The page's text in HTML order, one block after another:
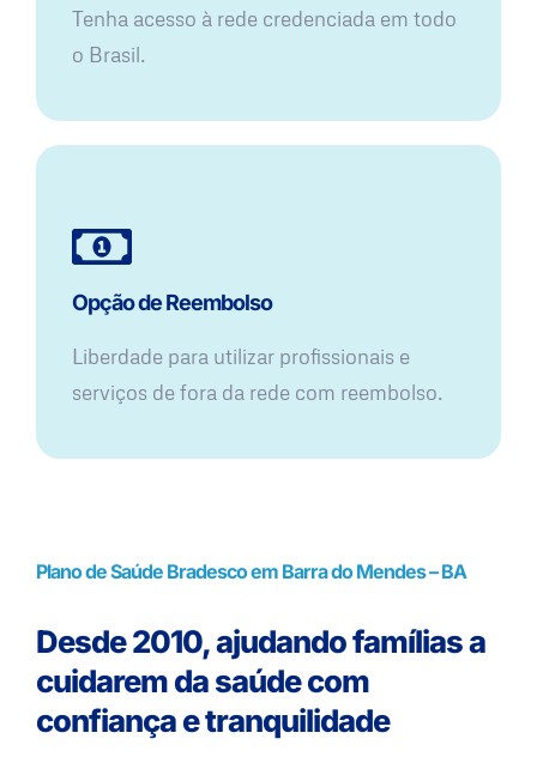
Tenha acesso à rede credenciada em todo
o Brasil.
Opção de Reembolso
Liberdade para utilizar profissionais e
serviços de fora da rede com reembolso.
Plano de Saúde Bradesco em Barra do Mendes – BA
Desde 2010, ajudando famílias a
cuidarem da saúde com
confiança e tranquilidade